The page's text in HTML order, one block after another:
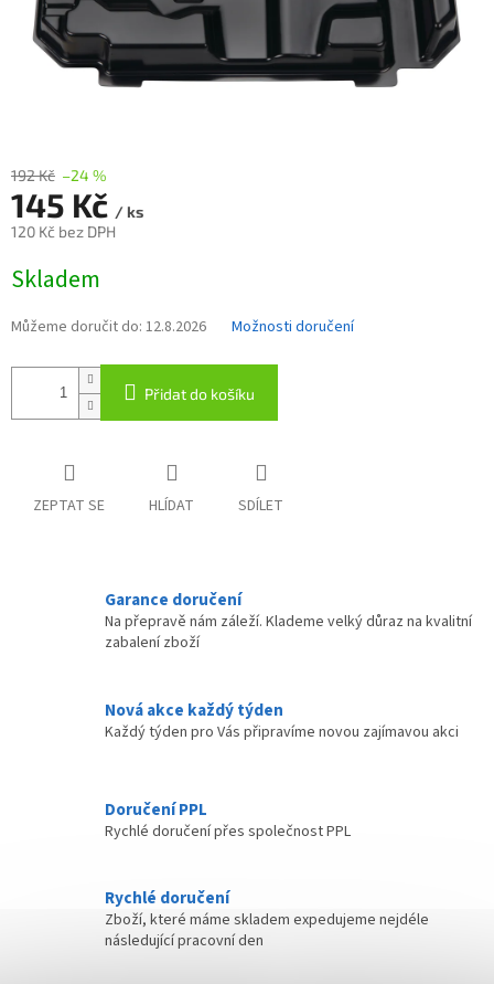
192 Kč –24 %
145 Kč / ks
120 Kč bez DPH
cena:
Skladem
Můžeme doručit do: 12.8.2026 Možnosti doručení
Přidat do košíku
ZEPTAT SE HLÍDAT SDÍLET
Garance doručení
Na přepravě nám záleží. Klademe velký důraz na kvalitní
zabalení zboží
Nová akce každý týden
Každý týden pro Vás připravíme novou zajímavou akci
Doručení PPL
Rychlé doručení přes společnost PPL
Rychlé doručení
Zboží, které máme skladem expedujeme nejdéle
následující pracovní den